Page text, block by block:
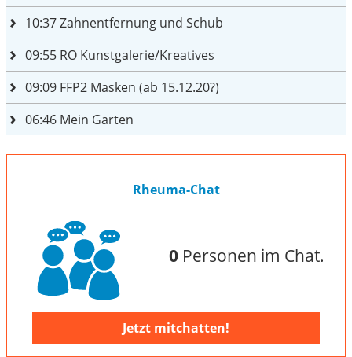
10:37Zahnentfernung und Schub
09:55 RO Kunstgalerie/Kreatives
09:09 FFP2 Masken (ab 15.12.20?)
06:46 Mein Garten
Rheuma-Chat
0Personen im Chat.
Jetzt mitchatten!